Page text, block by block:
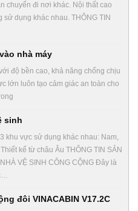
chuyển đi nơi khác. Nội thất cao
sử dụng khác nhau. THÔNG TIN
nhà máy
độ bền cao, khả năng chống chịu
lớn luôn tạo cảm giác an toàn cho
sinh
khu vực sử dụng khác nhau: Nam,
kế từ châu Âu THÔNG TIN SẢN
VỆ SINH CÔNG CỘNG Đây là
đôi VINACABIN V17.2C